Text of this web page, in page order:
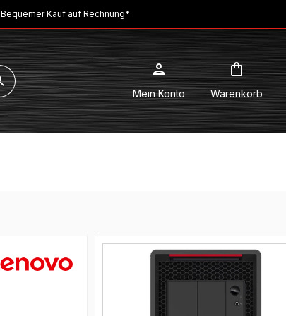
Bequemer Kauf auf Rechnung*
Mein Konto Warenkorb